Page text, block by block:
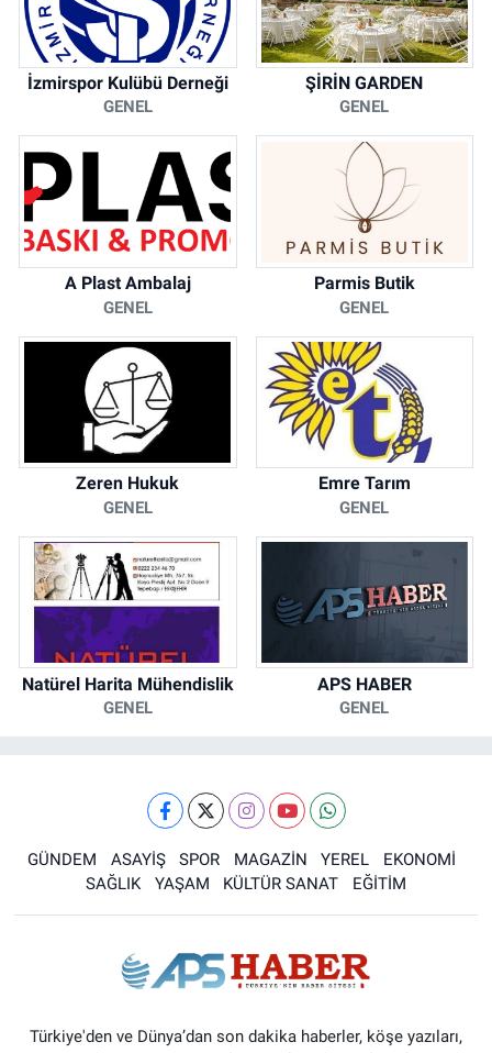
İzmirspor Kulübü Derneği
GENEL
ŞİRİN GARDEN
GENEL
A Plast Ambalaj
GENEL
Parmis Butik
GENEL
Zeren Hukuk
GENEL
Emre Tarım
GENEL
Natürel Harita Mühendislik
GENEL
APS HABER
GENEL
GÜNDEM ASAYİŞ SPOR MAGAZİN YEREL
EKONOMİ
SAĞLIK
YAŞAM KÜLTÜR SANAT EĞİTİM
Türkiye'den ve Dünya’dan son dakika haberler, köşe yazıları,